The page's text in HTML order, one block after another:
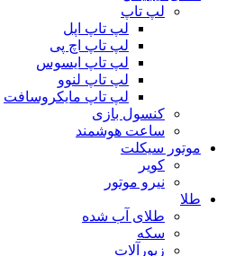
لپ تاپ
لپ تاپ اپل
لپ تاپ اچ پی
لپ تاپ ایسوس
لپ تاپ لنوو
لپ تاپ مایکروسافت
کنسول بازی
ساعت هوشمند
موتور سیکلت
کویر
نیرو موتور
طلا
طلای آب شده
سکه
زیورآلات